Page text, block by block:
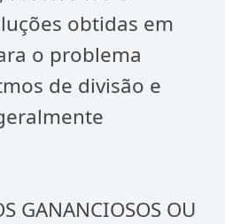
obtidas em
o problema
de divisão e
GANANCIOSOS OU